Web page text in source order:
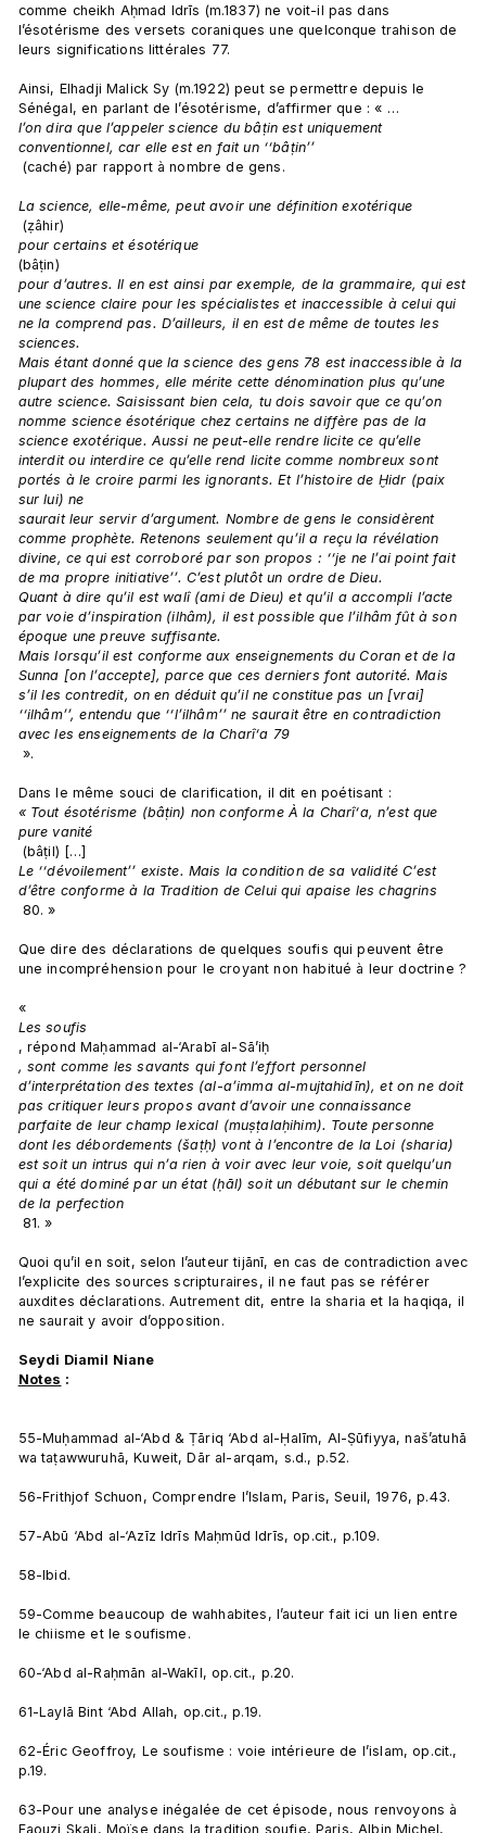
comme cheikh Aḥmad Idrīs (m.1837) ne voit-il pas dans
l’ésotérisme des versets coraniques une quelconque trahison de
leurs significations littérales 77.
Ainsi, Elhadji Malick Sy (m.1922) peut se permettre depuis le
Sénégal, en parlant de l’ésotérisme, d’affirmer que : « …
l’on dira que l’appeler science du bâṭin est uniquement
conventionnel, car elle est en fait un ‘‘bâṭin’’
La science, elle-même, peut avoir une définition exotérique
(ẓâhir)
pour certains et ésotérique
(bâṭin)
pour d’autres. Il en est ainsi par exemple, de la grammaire, qui est
une science claire pour les spécialistes et inaccessible à celui qui
ne la comprend pas. D’ailleurs, il en est de même de toutes les
sciences.
Mais étant donné que la science des gens 78 est inaccessible à la
plupart des hommes, elle mérite cette dénomination plus qu’une
autre science. Saisissant bien cela, tu dois savoir que ce qu’on
nomme science ésotérique chez certains ne diffère pas de la
science exotérique. Aussi ne peut-elle rendre licite ce qu’elle
interdit ou interdire ce qu’elle rend licite comme nombreux sont
portés à le croire parmi les ignorants. Et l’histoire de Ḫidr (paix
sur lui) ne
saurait leur servir d’argument. Nombre de gens le considèrent
comme prophète. Retenons seulement qu’il a reçu la révélation
divine, ce qui est corroboré par son propos : ‘‘je ne l’ai point fait
de ma propre initiative’’. C’est plutôt un ordre de Dieu.
Quant à dire qu’il est walî (ami de Dieu) et qu’il a accompli l’acte
par voie d’inspiration (ilhâm), il est possible que l’ilhâm fût à son
époque une preuve suffisante.
Mais lorsqu’il est conforme aux enseignements du Coran et de la
Sunna [on l’accepte], parce que ces derniers font autorité. Mais
s’il les contredit, on en déduit qu’il ne constitue pas un [vrai]
‘‘ilhâm’’, entendu que ‘‘l’ilhâm’’ ne saurait être en contradiction
avec les enseignements de la Charî‘a 79
Dans le même souci de clarification, il dit en poétisant :
« Tout ésotérisme (bâṭin) non conforme À la Charî‘a, n’est que
pure vanité
(bâṭil) […]
Le ‘‘dévoilement’’ existe. Mais la condition de sa validité C’est
d’être conforme à la Tradition de Celui qui apaise les chagrins
Que dire des déclarations de quelques soufis qui peuvent être
une incompréhension pour le croyant non habitué à leur doctrine ?
«
Les soufis
, répond Maḥammad al-‘Arabī al-Sā’iḥ
, sont comme les savants qui font l’effort personnel
d’interprétation des textes (al-a’imma al-mujtahidīn), et on ne doit
pas critiquer leurs propos avant d’avoir une connaissance
parfaite de leur champ lexical (muṣṭalaḥihim). Toute personne
dont les débordements (šaṭḥ) vont à l’encontre de la Loi (sharia)
est soit un intrus qui n’a rien à voir avec leur voie, soit quelqu’un
qui a été dominé par un état (ḥāl) soit un débutant sur le chemin
de la perfection
Quoi qu’il en soit, selon l’auteur tijānī, en cas de contradiction avec
l’explicite des sources scripturaires, il ne faut pas se référer
auxdites déclarations. Autrement dit, entre la sharia et la haqiqa, il
ne saurait y avoir d’opposition.
Seydi Diamil Niane
Notes :
55-Muḥammad al-‘Abd & Ṭāriq ‘Abd al-Ḥalīm, Al-Ṣūfiyya, naš’atuhā
wa taṭawwuruhā, Kuweit, Dār al-arqam, s.d., p.52.
56-Frithjof Schuon, Comprendre l’Islam, Paris, Seuil, 1976, p.43.
57-Abū ‘Abd al-‘Azīz Idrīs Maḥmūd Idrīs, op.cit., p.109.
58-Ibid.
59-Comme beaucoup de wahhabites, l’auteur fait ici un lien entre
le chiisme et le soufisme.
60-‘Abd al-Raḥmān al-Wakīl, op.cit., p.20.
61-Laylā Bint ‘Abd Allah, op.cit., p.19.
62-Éric Geoffroy, Le soufisme : voie intérieure de l’islam, op.cit.,
p.19.
63-Pour une analyse inégalée de cet épisode, nous renvoyons à
Faouzi Skali, Moïse dans la tradition soufie, Paris, Albin Michel,